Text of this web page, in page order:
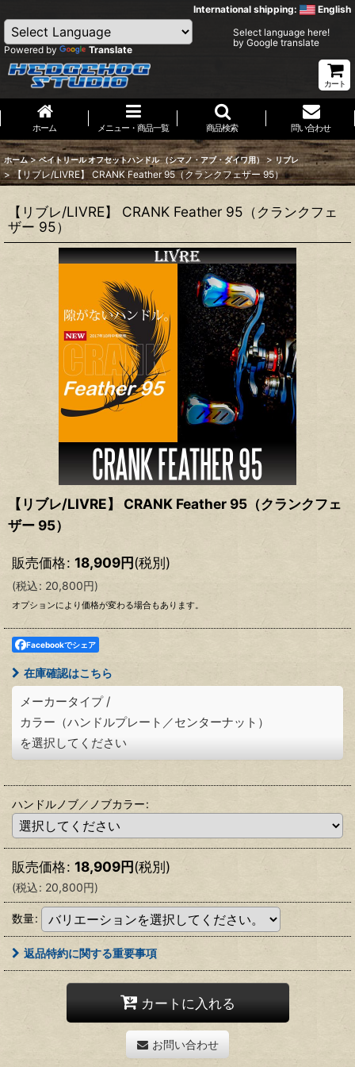
International shipping: English
Powered by Translate
Select language here!
by Google translate
カート
ホーム メニュー・商品一覧 商品検索 問い合わせ
ホーム > ベイトリール オフセットハンドル （シマノ・アブ・ダイワ用） > リブレ
> 【リブレ/LIVRE】 CRANK Feather 95（クランクフェザー 95）
【リブレ/LIVRE】 CRANK Feather 95（クランクフェ
ザー 95）
【リブレ/LIVRE】 CRANK Feather 95（クランクフェ
ザー 95）
販売価格: 18,909円(税別)
(税込: 20,800円)
オプションにより価格が変わる場合もあります。
Facebookでシェア
在庫確認はこちら
メーカータイプ /
カラー（ハンドルプレート／センターナット）
を選択してください
ハンドルノブ／ノブカラー:
販売価格: 18,909円(税別)
(税込: 20,800円)
数量:
返品特約に関する重要事項
カートに入れる
お問い合わせ